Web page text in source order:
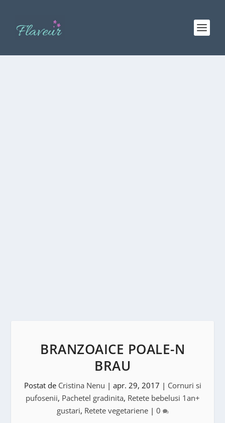
BRANZOAICE POALE-N
BRAU
Postat de Cristina Nenu | apr. 29, 2017 | Cornuri si
pufosenii, Pachetel gradinita, Retete bebelusi 1an+
gustari, Retete vegetariene| 0